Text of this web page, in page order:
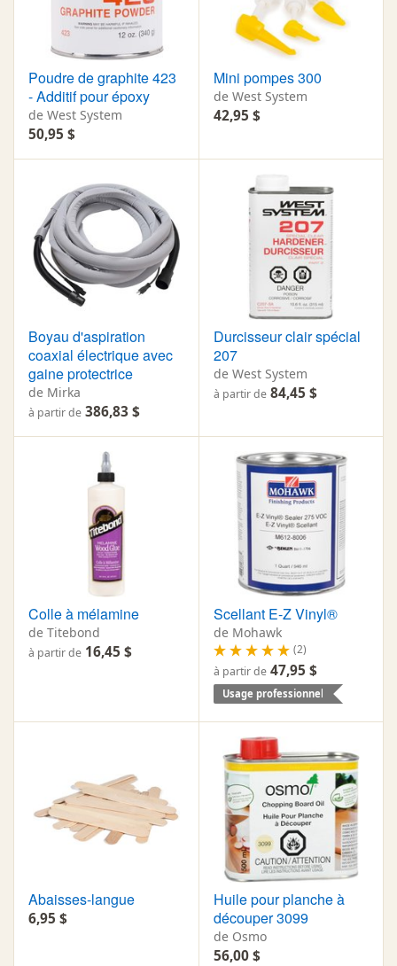
Poudre de graphite 423
- Additif pour époxy
de West System
50,95 $
Mini pompes 300
de West System
42,95 $
Boyau d'aspiration
coaxial électrique avec
gaine protectrice
de Mirka
à partir de 386,83 $
Durcisseur clair spécial
207
de West System
à partir de 84,45 $
Colle à mélamine
de Titebond
à partir de 16,45 $
Scellant E-Z Vinyl®
de Mohawk
(2)
à partir de 47,95 $
Usage professionnel
Abaisses-langue
6,95 $
Huile pour planche à
découper 3099
de Osmo
56,00 $